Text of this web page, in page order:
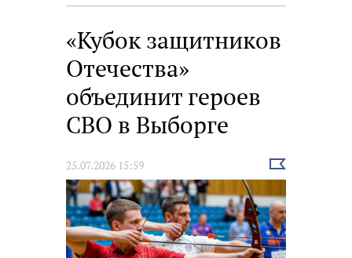
«Кубок защитников
Отечества»
объединит героев
СВО в Выборге
25.07.2026 15:59
Выбрать
новость